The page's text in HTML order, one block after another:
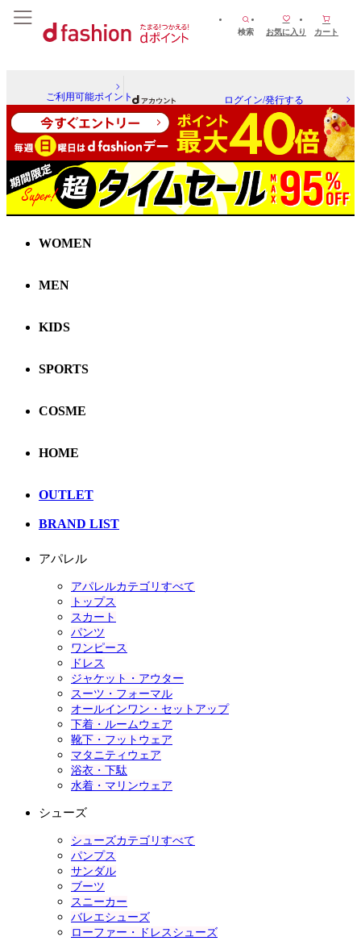
検索 お気に入り カート
ご利用可能ポイント ログイン/発行する
WOMEN
MEN
KIDS
SPORTS
COSME
HOME
OUTLET
BRAND LIST
アパレル
アパレルカテゴリすべて
トップス
スカート
パンツ
ワンピース
ドレス
ジャケット・アウター
スーツ・フォーマル
オールインワン・セットアップ
下着・ルームウェア
靴下・フットウェア
マタニティウェア
浴衣・下駄
水着・マリンウェア
シューズ
シューズカテゴリすべて
パンプス
サンダル
ブーツ
スニーカー
バレエシューズ
ローファー・ドレスシューズ